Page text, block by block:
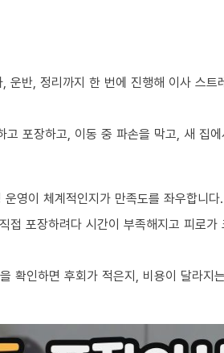
반, 정리까지 한 번에 진행해 이사 스트
포장하고, 이동 중 파손을 막고, 새 집
영이 체계적인지가 만족도를 좌우합니다.
접 포장하려다 시간이 부족해지고 피로가
확인하면 후회가 적은지, 비용이 달라지